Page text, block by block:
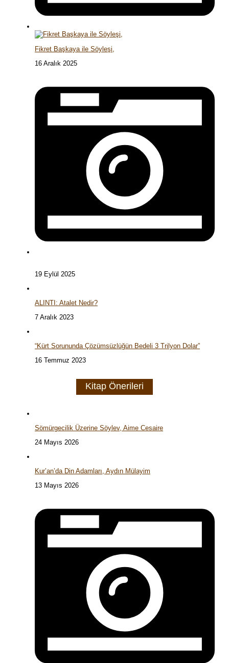
Fikret Başkaya ile Söyleşi,
16 Aralık 2025
19 Eylül 2025
ALINTI: Atalet Nedir?
7 Aralık 2023
“Kürt Sorununda Çözümsüzlüğün Bedeli 3 Trilyon Dolar”
16 Temmuz 2023
Kitap Önerileri
Sömürgecilik Üzerine Söylev, Aime Cesaire
24 Mayıs 2026
Kur’an’da Din Adamları, Aydın Mülayim
13 Mayıs 2026